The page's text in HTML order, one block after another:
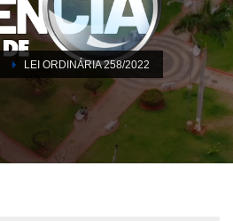
LEI ORDINÁRIA 258/2022